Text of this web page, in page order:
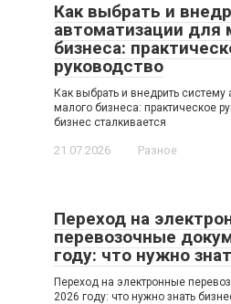
Как выбрать и
автоматизации для
бизнеса:
руководство
Как выбрать и внедрить систему
малого бизнеса: практическое
бизнес сталкивается
21.07.2026 Разное
Переход на
перевозочные
году: что нужно
Переход на электронные
2026 году: что нужно знать